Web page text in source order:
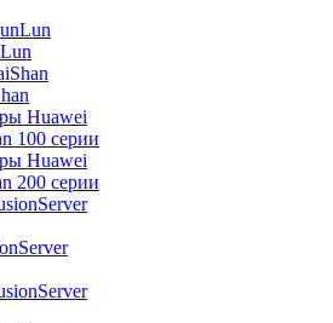
Huawei
100 серии
Huawei
200 серии